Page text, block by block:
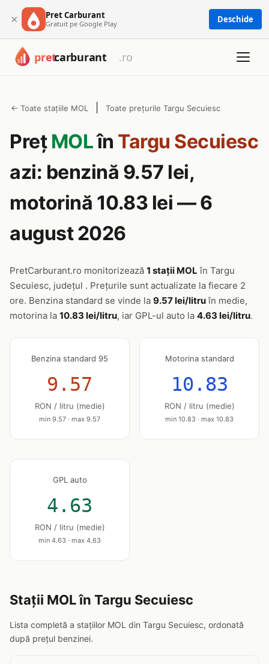
× Pret Carburant
Gratuit pe Google Play Deschide
← Toate stațiile MOL Toate prețurile Targu Secuiesc
Preț MOLîn Targu Secuiesc
azi: benzină 9.57 lei,
motorină 10.83 lei — 6
august 2026
PretCarburant.ro monitorizează 1 stații MOL în Targu
Secuiesc, județul . Prețurile sunt actualizate la fiecare 2
ore. Benzina standard se vinde la 9.57 lei/litruîn medie,
motorina la 10.83 lei/litru, iar GPL-ul auto la 4.63 lei/litru.
Benzina standard 95
9.57
RON / litru (medie)
min 9.57 · max 9.57
Motorina standard
10.83
RON / litru (medie)
min 10.83 · max 10.83
GPL auto
4.63
RON / litru (medie)
min 4.63 · max 4.63
Stații MOL în Targu Secuiesc
Lista completă a stațiilor MOL din Targu Secuiesc, ordonată
după prețul benzinei.